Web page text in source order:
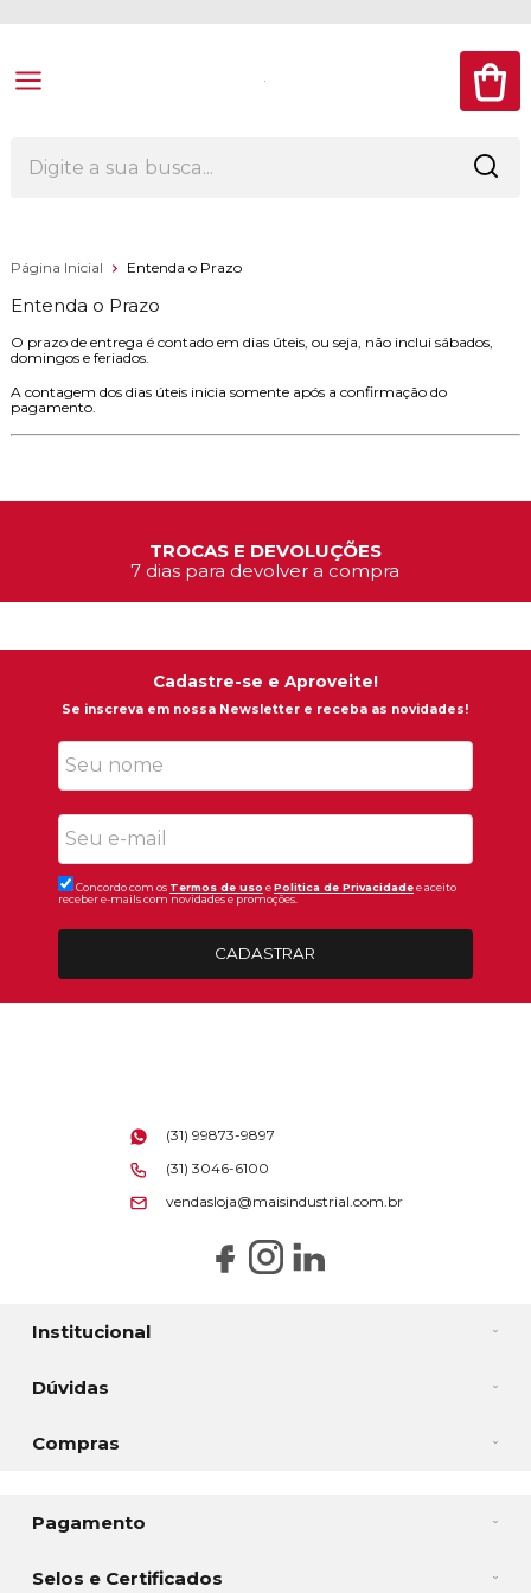
Página Inicial Entenda o Prazo
Entenda o Prazo
O prazo de entrega é contado em dias úteis, ou seja, não inclui sábados,
domingos e feriados.
A contagem dos dias úteis inicia somente após a confirmação do
pagamento.
TROCAS E DEVOLUÇÕES
7 dias para devolver a compra
Cadastre-se e Aproveite!
Se inscreva em nossa Newsletter e receba as novidades!
Concordo com os Termos de uso ePolitica de Privacidadee aceito
receber e-mails com novidades e promoções.
CADASTRAR
Institucional
Dúvidas
Compras
(31) 99873-9897
(31) 3046-6100
vendasloja@maisindustrial.com.br
Pagamento
Selos e Certificados